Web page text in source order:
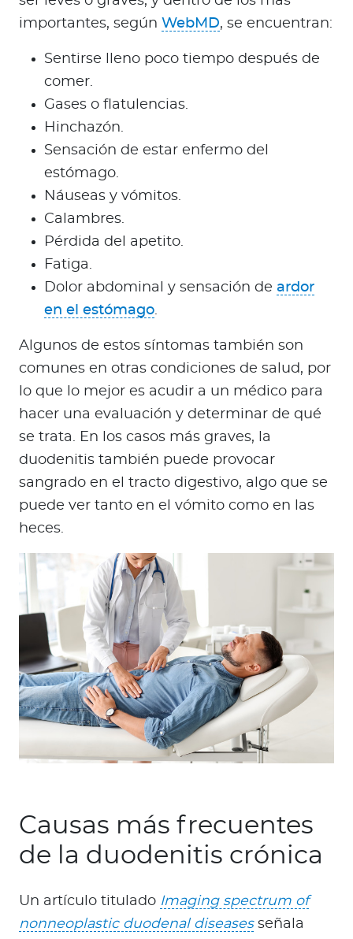
importantes, según WebMD, se encuentran:
Sentirse lleno poco tiempo después de
comer.
Gases o flatulencias.
Hinchazón.
Sensación de estar enfermo del
estómago.
Náuseas y vómitos.
Calambres.
Pérdida del apetito.
Fatiga.
Dolor abdominal y sensación de ardor
en el estómago.
Algunos de estos síntomas también son
comunes en otras condiciones de salud, por
lo que lo mejor es acudir a un médico para
hacer una evaluación y determinar de qué
se trata. En los casos más graves, la
duodenitis también puede provocar
sangrado en el tracto digestivo, algo que se
puede ver tanto en el vómito como en las
heces.
Causas más frecuentes
de la duodenitis crónica
Un artículo titulado Imaging spectrum of
nonneoplastic duodenal diseasesseñala